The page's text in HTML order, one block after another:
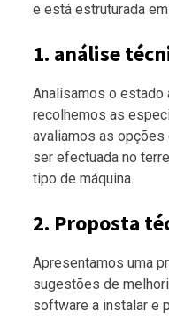
e está estruturada
1. análise
Analisamos o estado
recolhemos as
avaliamos as
ser efectuada no
tipo de máquina.
2. Proposta
Apresentamos uma
sugestões de
software a instalar e